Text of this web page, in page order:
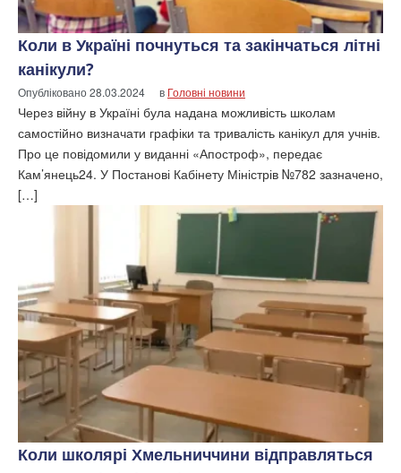
Коли в Україні почнуться та закінчаться літні
канікули?
Опубліковано28.03.2024 в Головні новини
Через війну в Україні була надана можливість школам
самостійно визначати графіки та тривалість канікул для учнів.
Про це повідомили у виданні «Апостроф», передає
Кам’янець24. У Постанові Кабінету Міністрів №782 зазначено,
[…]
Коли школярі Хмельниччини відправляться